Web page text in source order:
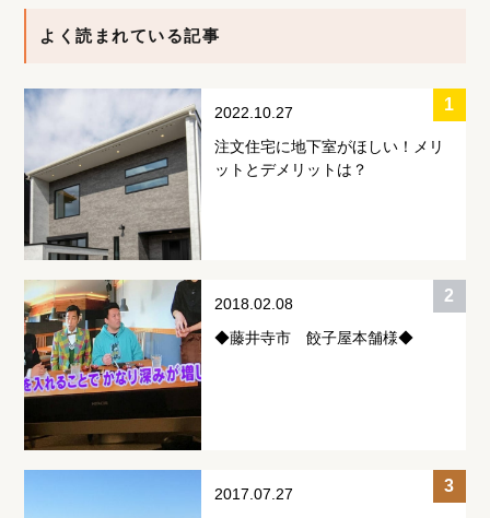
よく読まれている記事
2022.10.27
注文住宅に地下室がほしい！メリ
ットとデメリットは？
2018.02.08
◆藤井寺市 餃子屋本舗様◆
2017.07.27